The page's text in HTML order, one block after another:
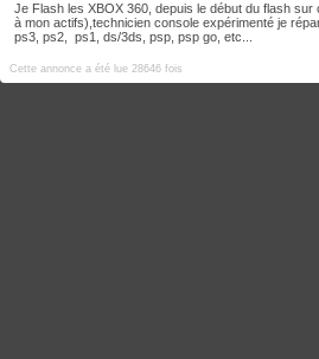
Je Flash les XBOX 360, depuis le début du flash
à mon actifs),technicien console expérimenté je
ps3, ps2, ps1, ds/3ds, psp, psp go, etc...
Cette annonce a été lue 28646 fois